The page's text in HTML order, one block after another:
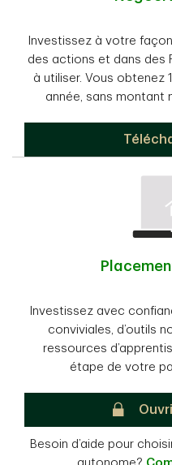
Investissez à votre
des actions et dans des
à utiliser. Vous
année, sans montant
Investissez avec
conviviales, d’outils
ressources
étape de votre
Besoin d’aide pour